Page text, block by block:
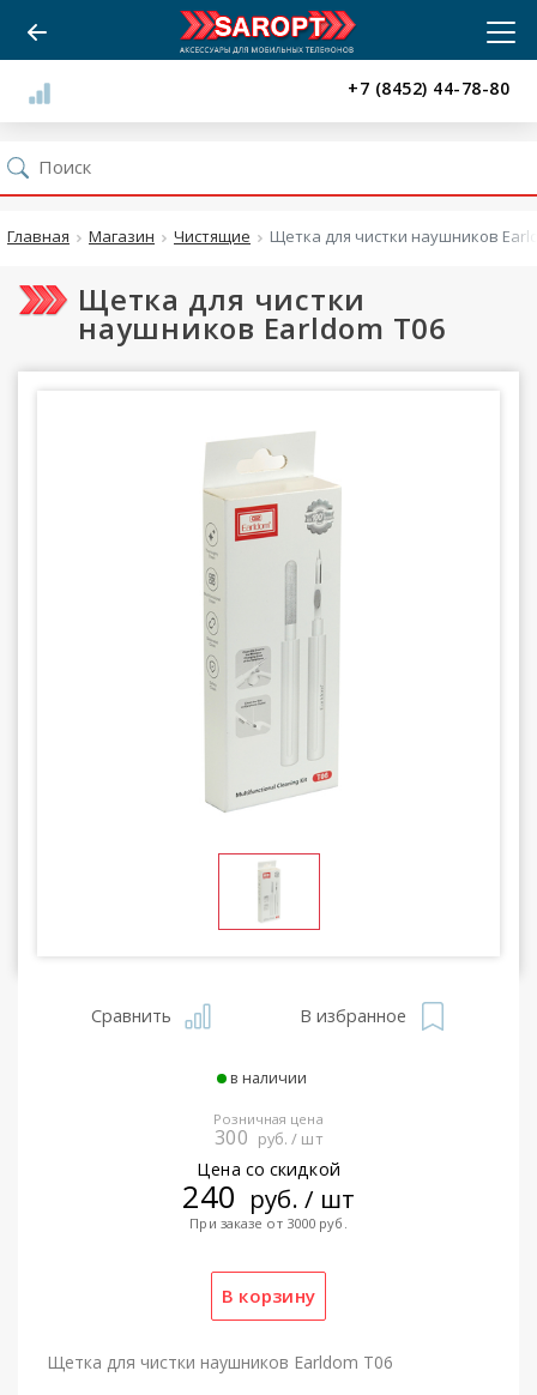
+7 (8452) 44-78-80
Главная Магазин Чистящие Щетка для чистки наушников
Щетка для чистки
наушников Earldom T06
Сравнить В избранное
в наличии
Розничная цена
300 руб. / шт
Цена со скидкой
240 руб. / шт
При заказе от 3000 руб.
Щетка для чистки наушников Earldom T06